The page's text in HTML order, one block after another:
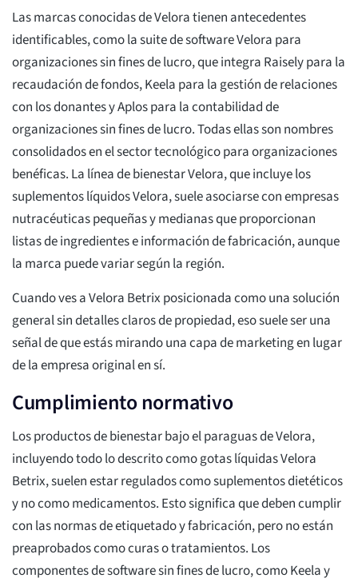
Las marcas conocidas de Velora tienen antecedentes
identificables, como la suite de software Velora para
organizaciones sin fines de lucro, que integra Raisely para la
recaudación de fondos, Keela para la gestión de relaciones
con los donantes y Aplos para la contabilidad de
organizaciones sin fines de lucro. Todas ellas son nombres
consolidados en el sector tecnológico para organizaciones
benéficas. La línea de bienestar Velora, que incluye los
suplementos líquidos Velora, suele asociarse con empresas
nutracéuticas pequeñas y medianas que proporcionan
listas de ingredientes e información de fabricación, aunque
la marca puede variar según la región.
Cuando ves a Velora Betrix posicionada como una solución
general sin detalles claros de propiedad, eso suele ser una
señal de que estás mirando una capa de marketing en lugar
de la empresa original en sí.
Cumplimiento normativo
Los productos de bienestar bajo el paraguas de Velora,
incluyendo todo lo descrito como gotas líquidas Velora
Betrix, suelen estar regulados como suplementos dietéticos
y no como medicamentos. Esto significa que deben cumplir
con las normas de etiquetado y fabricación, pero no están
preaprobados como curas o tratamientos. Los
componentes de software sin fines de lucro, como Keela y